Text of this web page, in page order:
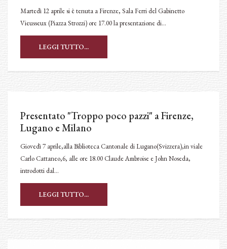
Martedì 12 aprile si è tenuta a Firenze, Sala Ferri del Gabinetto
Vieusseux (Piazza Strozzi) ore 17.00 la presentazione di…
LEGGI TUTTO...
Presentato "Troppo poco pazzi" a Firenze,
Lugano e Milano
Giovedì 7 aprile,alla Biblioteca Cantonale di Lugano(Svizzera),in viale
Carlo Cattaneo,6, alle ore 18.00 Claude Ambroise e John Noseda,
introdotti dal…
LEGGI TUTTO...